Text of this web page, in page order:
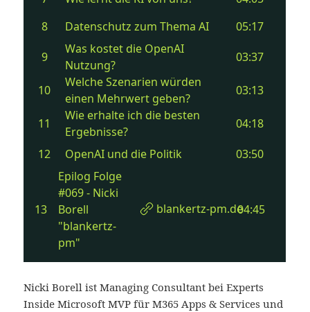
Nicki Borell ist Managing Consultant bei Experts
Inside Microsoft MVP für M365 Apps & Services und